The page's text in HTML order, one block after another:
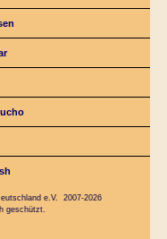
e.V. 2007-2026
geschützt.